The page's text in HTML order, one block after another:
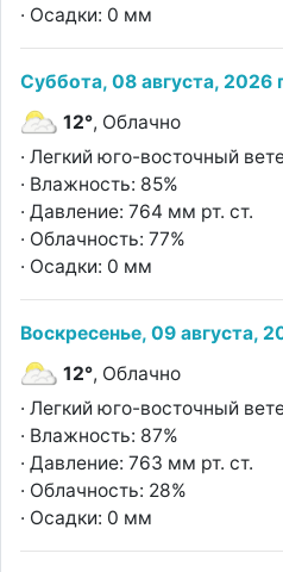
· Осадки: 0 мм
Суббота, 08 августа, 2026
12°, Облачно
· Легкий юго-восточный
· Влажность: 85%
· Давление: 764 мм рт. ст.
· Облачность: 77%
· Осадки: 0 мм
Воскресенье, 09 августа,
12°, Облачно
· Легкий юго-восточный
· Влажность: 87%
· Давление: 763 мм рт. ст.
· Облачность: 28%
· Осадки: 0 мм